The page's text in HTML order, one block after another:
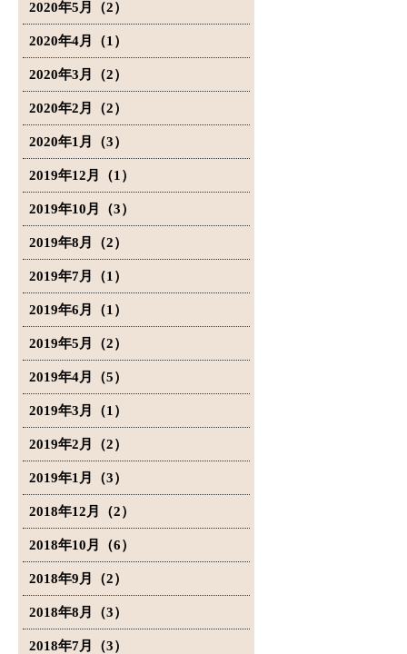
2020年5月（2）
2020年4月（1）
2020年3月（2）
2020年2月（2）
2020年1月（3）
2019年12月（1）
2019年10月（3）
2019年8月（2）
2019年7月（1）
2019年6月（1）
2019年5月（2）
2019年4月（5）
2019年3月（1）
2019年2月（2）
2019年1月（3）
2018年12月（2）
2018年10月（6）
2018年9月（2）
2018年8月（3）
2018年7月（3）